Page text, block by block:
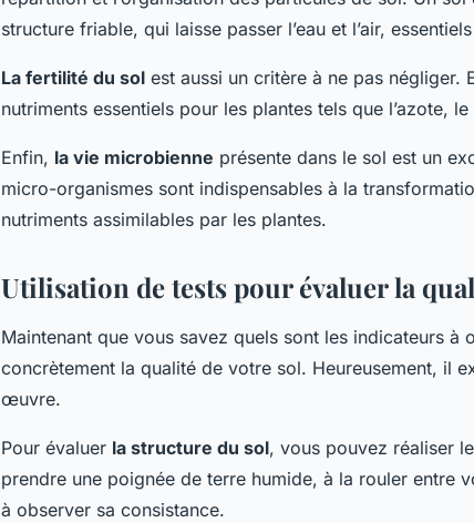
structure friable, qui laisse passer l’eau et l’air,
La fertilité du sol est aussi un critère à ne pas négliger.
nutriments essentiels pour les plantes tels que l’azote,
Enfin, la vie microbienne présente dans le sol est un
micro-organismes sont indispensables à la
nutriments assimilables par les plantes.
Utilisation de tests pour évaluer la
Maintenant que vous savez quels sont les indicateurs à
concrètement la qualité de votre sol. Heureusement, il
œuvre.
Pour évaluer la structure du sol, vous pouvez réaliser
prendre une poignée de terre humide, à la rouler entre
à observer sa consistance.